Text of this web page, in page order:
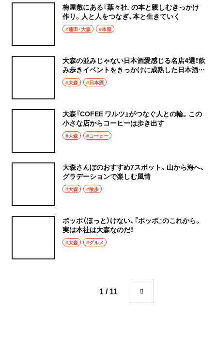
梅屋敷にある『葉々社』の本と親しむきっかけ
作り。人と人をつなぎ、本と生きていく
#蒲田・大森 #本屋
大森の並みじゃない日本酒愛感じる名店4選！飲
み歩きイベントをきっかけに成熟した日本酒の
街へ
#大森 #日本酒
大森『COFEE ワルツ』がつなぐ人との輪。この
小さな店からコーヒーは歩き出す
#大森 #コーヒー
大森さんぽのおすすめ7スポット。山から海へ、
グラデーションで楽しむ風情
#大森 #散歩
ポッポ（ほっと）けない、『ポッポ』のこれから。
実は本社は大森なのだ！
#大森 #グルメ
1 / 11